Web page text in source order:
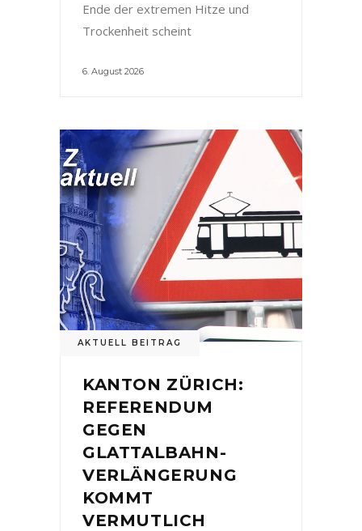
Ende der extremen Hitze und
Trockenheit scheint
6. August 2026
AKTUELL BEITRAG
KANTON ZÜRICH:
REFERENDUM
GEGEN
GLATTALBAHN-
VERLÄNGERUNG
KOMMT
VERMUTLICH